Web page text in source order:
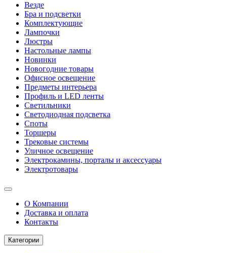
Везде
Бра и подсветки
Комплектующие
Лампочки
Люстры
Настольные лампы
Новинки
Новогодние товары
Офисное освещение
Предметы интерьера
Профиль и LED ленты
Светильники
Светодиодная подсветка
Споты
Торшеры
Трековые системы
Уличное освещение
Электрокамины, порталы и аксессуары
Электротовары
О Компании
Доставка и оплата
Контакты
Категории